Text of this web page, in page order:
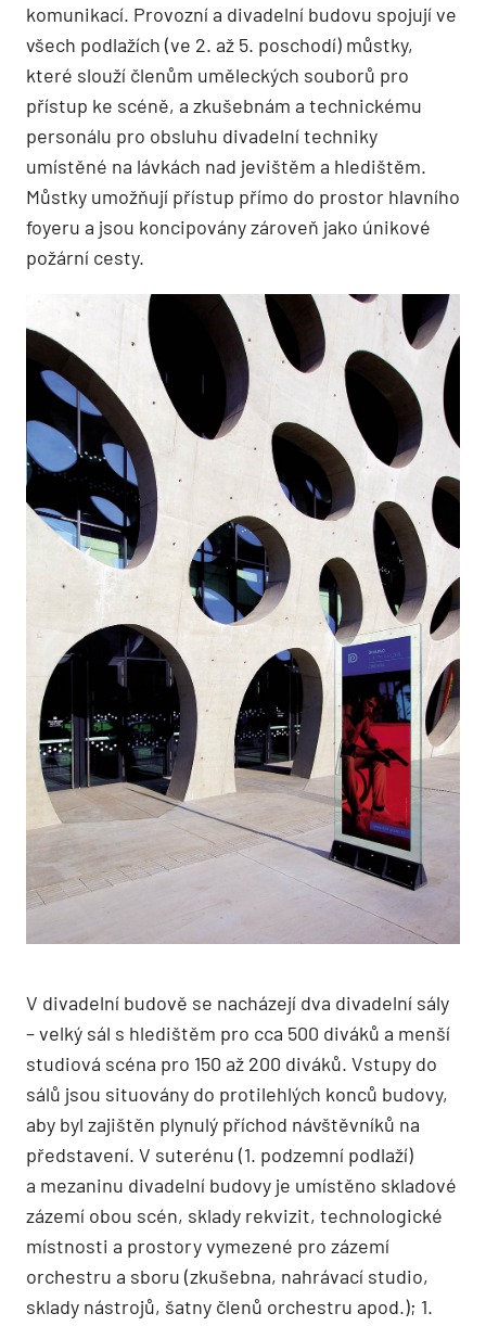
komunikací. Provozní a divadelní budovu spojují ve
všech podlažích (ve 2. až 5. poschodí) můstky,
které slouží členům uměleckých souborů pro
přístup ke scéně, a zkušebnám a technickému
personálu pro obsluhu divadelní techniky
umístěné na lávkách nad jevištěm a hledištěm.
Můstky umožňují přístup přímo do prostor hlavního
foyeru a jsou koncipovány zároveň jako únikové
požární cesty.
V divadelní budově se nacházejí dva divadelní sály
– velký sál s hledištěm pro cca 500 diváků a menší
studiová scéna pro 150 až 200 diváků. Vstupy do
sálů jsou situovány do protilehlých konců budovy,
aby byl zajištěn plynulý příchod návštěvníků na
představení. V suterénu (1. podzemní podlaží)
a mezaninu divadelní budovy je umístěno skladové
zázemí obou scén, sklady rekvizit, technologické
místnosti a prostory vymezené pro zázemí
orchestru a sboru (zkušebna, nahrávací studio,
sklady nástrojů, šatny členů orchestru apod.); 1.